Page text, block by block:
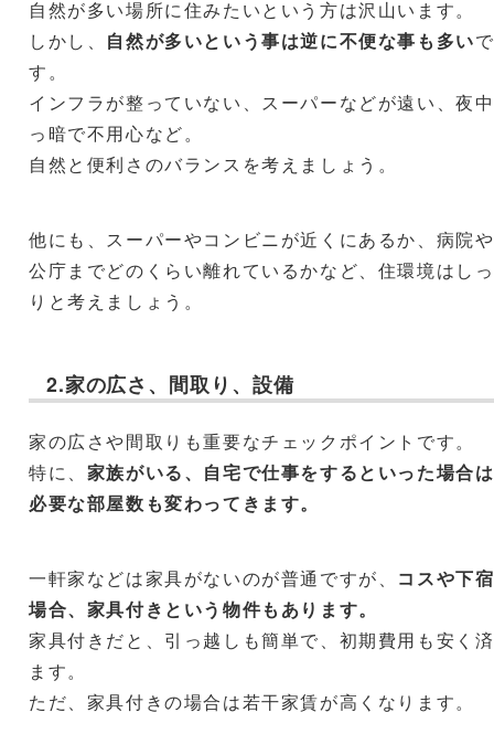
自然が多い場所に住みたいという方は沢山います。
しかし、 自然が多いという事は逆に不便な事も多いで
す。
インフラが整っていない、スーパーなどが遠い、夜
っ暗で不用心など。
自然と便利さのバランスを考えましょう。
他にも、スーパーやコンビニが近くにあるか、病院
公庁までどのくらい離れているかなど、住環境はし
りと考えましょう。
2.家の広さ、間取り、設備
家の広さや間取りも重要なチェックポイントです。
特に、 家族がいる、自宅で仕事をするといった場合
必要な部屋数も変わってきます。
一軒家などは家具がないのが普通ですが、 コスや下
場合、家具付きという物件もあります。
家具付きだと、引っ越しも簡単で、初期費用も安く
ます。
ただ、家具付きの場合は若干家賃が高くなります。